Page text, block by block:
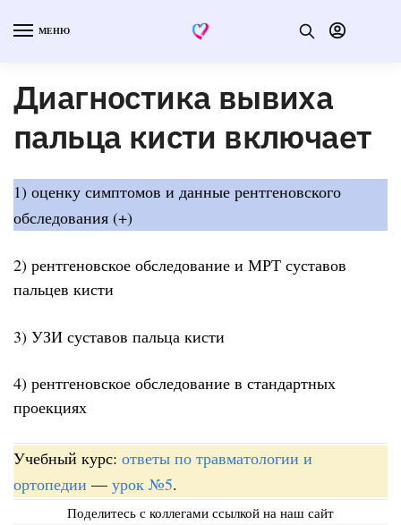
МЕНЮ
Диагностика вывиха
пальца кисти включает
1) оценку симптомов и данные рентгеновского
обследования (+)
2) рентгеновское обследование и МРТ суставов
пальцев кисти
3) УЗИ суставов пальца кисти
4) рентгеновское обследование в стандартных
проекциях
Учебный курс: ответы по травматологии и
ортопедии — урок №5.
Поделитесь с коллегами ссылкой на наш сайт